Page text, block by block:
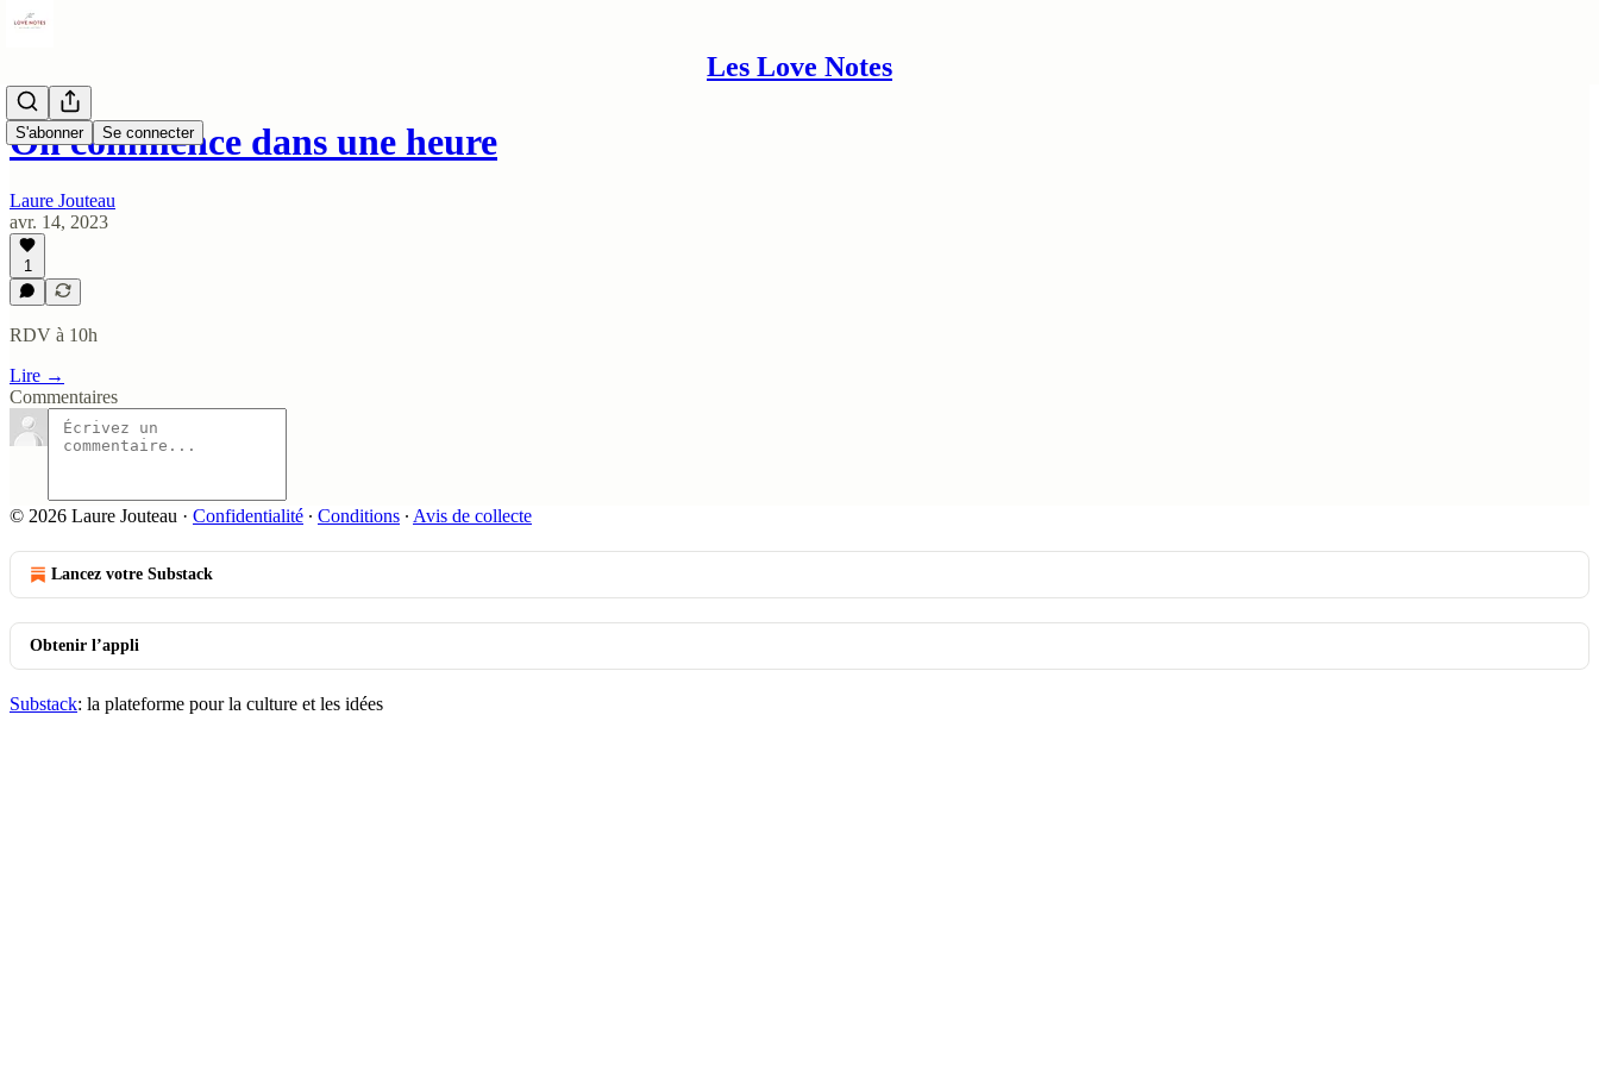
Les Love Notes
S'abonner Se connecter
On commence dans une heure
Laure Jouteau
avr. 14, 2023
1
RDV à 10h
Lire →
Commentaires
© 2026 Laure Jouteau · Confidentialité ∙ Conditions ∙ Avis de collecte
Lancez votre Substack
Obtenir l’appli
Substack: la plateforme pour la culture et les idées